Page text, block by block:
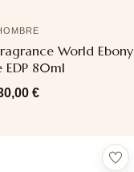
World Ebony
EDP 80ml
€